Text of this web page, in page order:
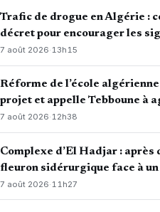
Trafic de drogue en Algérie :
décret pour encourager les
7 août 2026· 13h15
Réforme de l’école
projet et appelle Tebboune à
7 août 2026·12h38
Complexe d’El Hadjar :
fleuron sidérurgique face à
7 août 2026· 11h27